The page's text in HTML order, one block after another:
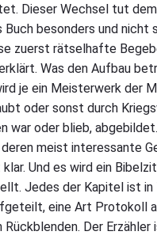
Dieser Wechsel tut
Buch besonders und nicht
zuerst rätselhafte
Was den Aufbau
je ein Meisterwerk der
oder sonst durch
war oder blieb,
deren meist interessante
Und es wird ein
Jedes der Kapitel ist in
eine Art Protokoll
Rückblenden. Der Erzähler